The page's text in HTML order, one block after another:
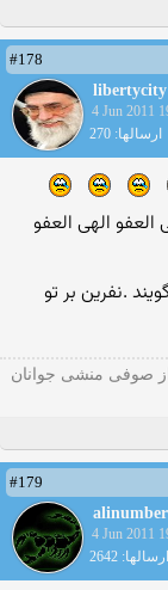
#178
4 Jun 2011
ارسالها: 270
العفو الهی العفو
.نفرین بر تو
از صوفی منشی جوانان
#179
4 Jun 2011
ارسالها: 2642